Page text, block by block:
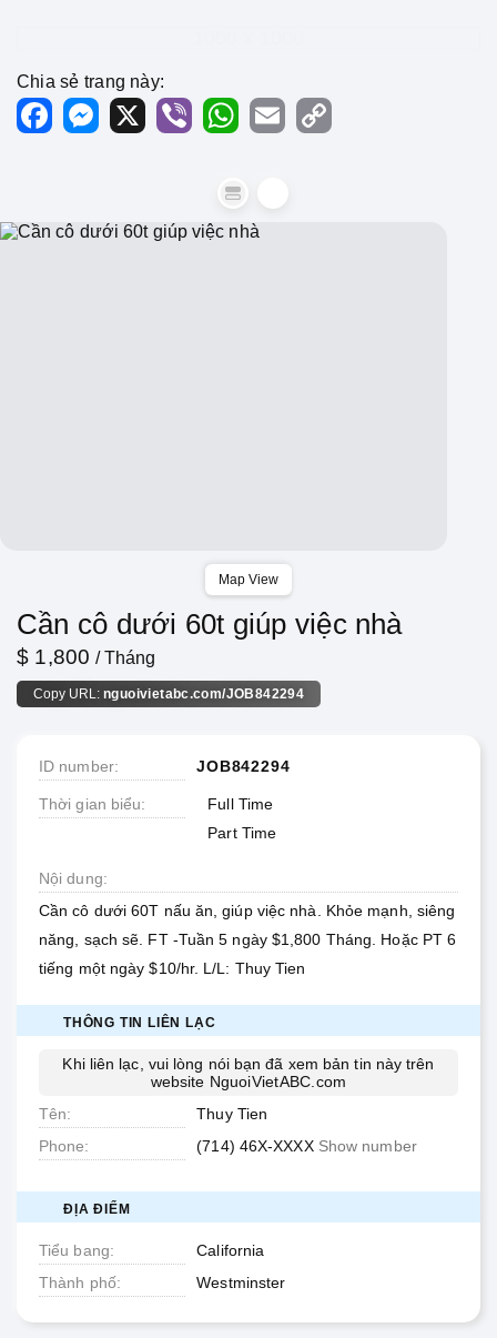
Chia sẻ trang này:
FacebookMessenger
X Viber WhatsApp
Email
Map View
Cần cô dưới 60t giúp việc nhà
$ 1,800 / Tháng
Copy URL: nguoivietabc.com/JOB842294
ID number JOB842294
Thời gian biểu
Full Time
Part Time
Nội dung
Cần cô dưới 60T nấu ăn, giúp việc nhà. Khỏe mạnh, siêng
năng, sạch sẽ. FT -Tuần 5 ngày $1,800 Tháng. Hoặc PT 6
tiếng một ngày $10/hr. L/L: Thuy Tien
THÔNG TIN LIÊN LẠC
Khi liên lạc, vui lòng nói bạn đã xem bản tin này trên
website NguoiVietABC.com
Tên
Thuy Tien
Phone
(714) 46X-XXXX Show number
ĐỊA ĐIỂM
Tiểu bang
California
Thành phố
Westminster